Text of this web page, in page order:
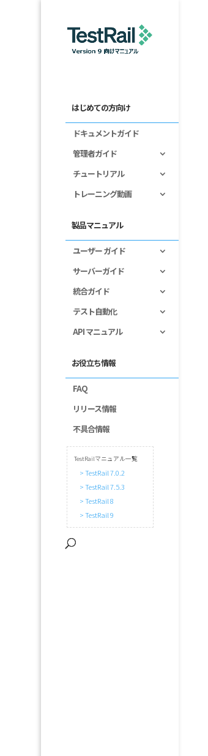
はじめての方向け
ドキュメントガイド
管理者ガイド
チュートリアル
トレーニング動画
製品マニュアル
ユーザー ガイド
サーバーガイド
統合ガイド
テスト自動化
API マニュアル
お役立ち情報
FAQ
リリース情報
不具合情報
TestRailマニュアル一覧
> TestRail 7.0.2
> TestRail 7.5.3
> TestRail 8
> TestRail 9